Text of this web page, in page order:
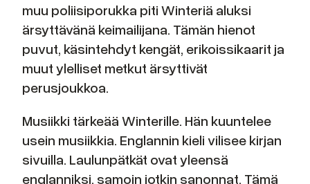
muu poliisiporukka piti Winteriä aluksi
ärsyttävänä keimailijana. Tämän hienot
puvut, käsintehdyt kengät, erikoissikaarit ja
muut ylelliset metkut ärsyttivät
perusjoukkoa.
Musiikki tärkeää Winterille. Hän kuuntelee
usein musiikkia. Englannin kieli vilisee kirjan
sivuilla. Laulunpätkät ovat yleensä
englanniksi, samoin jotkin sanonnat. Tämä